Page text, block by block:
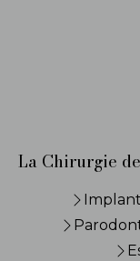
La Chirurgie